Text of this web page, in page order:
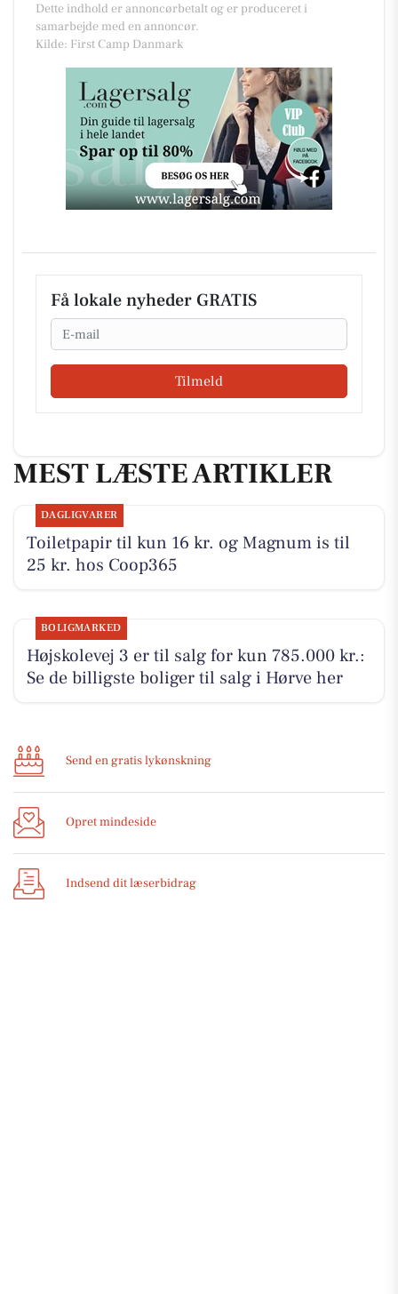
Dette indhold er annoncørbetalt og er produceret i
samarbejde med en annoncør.
Kilde: First Camp Danmark
Få lokale nyheder GRATIS
Email
Tilmeld
MEST LÆSTE ARTIKLER
DAGLIGVARER
Toiletpapir til kun 16 kr. og Magnum is til
25 kr. hos Coop365
BOLIGMARKED
Højskolevej 3 er til salg for kun 785.000 kr.:
Se de billigste boliger til salg i Hørve her
Send en gratis lykønskning
Opret mindeside
Indsend dit læserbidrag